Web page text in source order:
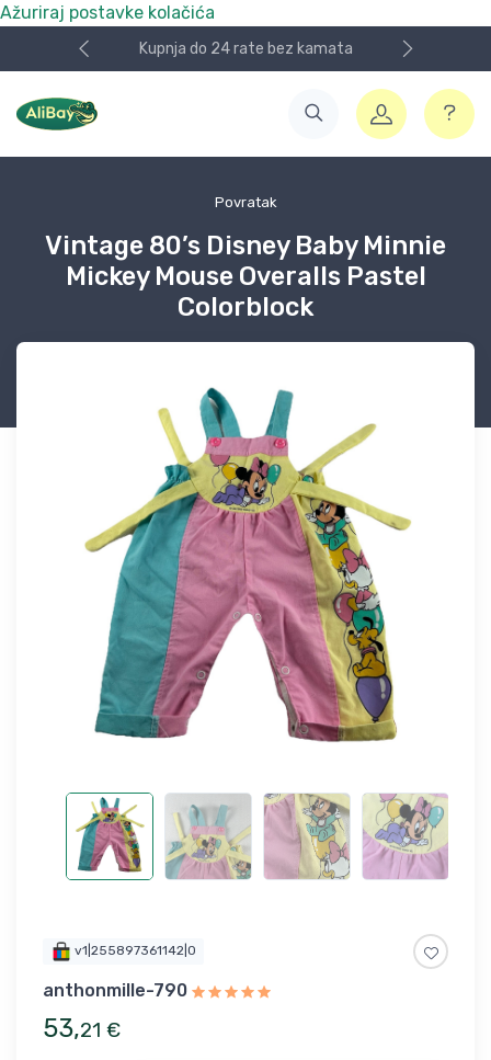
Ažuriraj postavke kolačića
Kupnja do 24 rate bez kamata
Povratak
Vintage 80’s Disney Baby Minnie
Mickey Mouse Overalls Pastel
Colorblock
v1|255897361142|0
anthonmille-790
53,21 €